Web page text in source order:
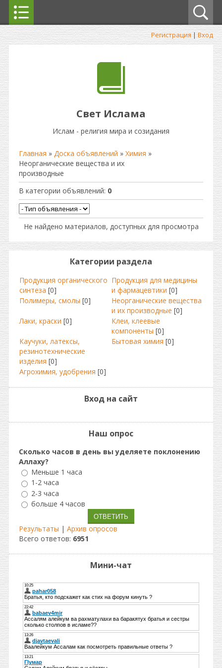
Регистрация | Вход
Свет Ислама
Ислам - религия мира и созидания
Главная » Доска объявлений » Химия »
Неорганические вещества и их
производные
В категории объявлений: 0
Не найдено материалов, доступных для просмотра
Категории раздела
Продукция органического
синтеза [0]
Продукция для медицины
и фармацевтики [0]
Полимеры, смолы [0]
Неорганические вещества
и их производные [0]
Лаки, краски [0]
Клеи, клеевые
компоненты [0]
Каучуки, латексы,
резинотехнические
изделия [0]
Бытовая химия [0]
Агрохимия, удобрения [0]
Вход на сайт
Наш опрос
Сколько часов в день вы уделяете поклонению
Аллаху?
Меньше 1 часа
1-2 часа
2-3 часа
больше 4 часов
Результаты | Архив опросов
Всего ответов: 6951
Мини-чат